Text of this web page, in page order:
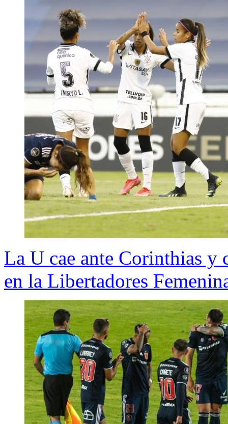
La U cae ante Corinthias y
en la Libertadores